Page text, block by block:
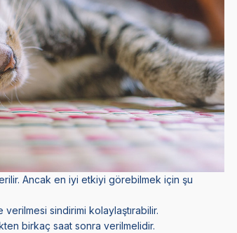
Ancak en iyi etkiyi görebilmek için şu
sindirimi kolaylaştırabilir.
birkaç saat sonra verilmelidir.